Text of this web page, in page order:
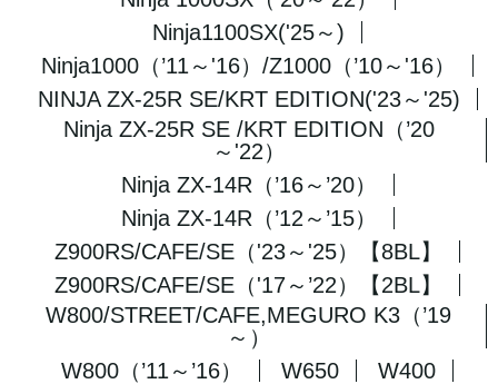
Ninja1100SX('25～)
Ninja1000（’11～'16）/Z1000（’10～'16）
NINJA ZX-25R SE/KRT EDITION('23～'25)
Ninja ZX-25R SE /KRT EDITION（’20
～'22）
Ninja ZX-14R（’16～’20）
Ninja ZX-14R（’12～’15）
Z900RS/CAFE/SE（'23～'25）【8BL】
Z900RS/CAFE/SE（'17～’22）【2BL】
W800/STREET/CAFE,MEGURO K3（’19
～）
W800（’11～’16）
W650
W400